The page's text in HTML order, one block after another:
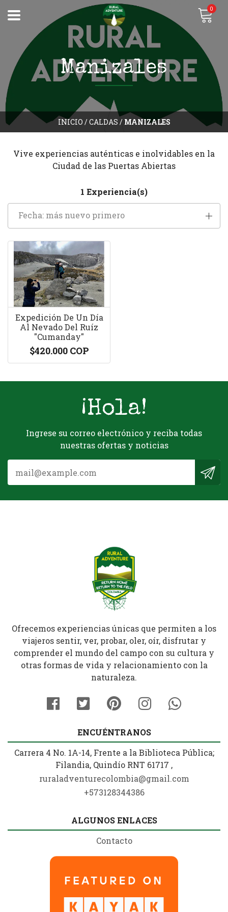
0
INICIO /CALDAS / MANIZALES
Manizales
Vive experiencias auténticas e inolvidables en la
Ciudad de las Puertas Abiertas
1 Experiencia(s)
Fecha: más nuevo primero
Expedición De Un Día
Al Nevado Del Ruíz
"Cumanday"
$420.000 COP
¡Hola!
Ingrese su correo electrónico y reciba todas
nuestras ofertas y noticias
Ofrecemos experiencias únicas que permiten a los
viajeros sentir, ver, probar, oler, oír, disfrutar y
comprender el mundo del campo con su cultura y
otras formas de vida y relacionamiento con la
naturaleza.
ENCUÉNTRANOS
Carrera 4 No. 1A-14, Frente a la Biblioteca Pública;
Filandia, Quindío RNT 61717 ,
ruraladventurecolombia@gmail.com
+573128344386
ALGUNOS ENLACES
Contacto